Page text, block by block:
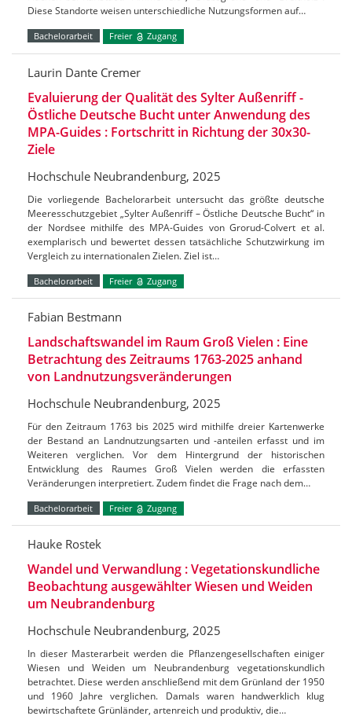
Diese Standorte weisen unterschiedliche Nutzungsformen auf…
Bachelorarbeit Freier Zugang
Laurin Dante Cremer
Evaluierung der Qualität des Sylter Außenriff -
Östliche Deutsche Bucht unter Anwendung des
MPA-Guides : Fortschritt in Richtung der 30x30-
Ziele
Hochschule Neubrandenburg, 2025
Die vorliegende Bachelorarbeit untersucht das größte deutsche
Meeresschutzgebiet „Sylter Außenriff – Östliche Deutsche Bucht“ in
der Nordsee mithilfe des MPA-Guides von Grorud-Colvert et al.
exemplarisch und bewertet dessen tatsächliche Schutzwirkung im
Vergleich zu internationalen Zielen. Ziel ist…
Bachelorarbeit Freier Zugang
Fabian Bestmann
Landschaftswandel im Raum Groß Vielen : Eine
Betrachtung des Zeitraums 1763-2025 anhand
von Landnutzungsveränderungen
Hochschule Neubrandenburg, 2025
Für den Zeitraum 1763 bis 2025 wird mithilfe dreier Kartenwerke
der Bestand an Landnutzungsarten und -anteilen erfasst und im
Weiteren verglichen. Vor dem Hintergrund der historischen
Entwicklung des Raumes Groß Vielen werden die erfassten
Veränderungen interpretiert. Zudem findet die Frage nach dem…
Bachelorarbeit Freier Zugang
Hauke Rostek
Wandel und Verwandlung : Vegetationskundliche
Beobachtung ausgewählter Wiesen und Weiden
um Neubrandenburg
Hochschule Neubrandenburg, 2025
In dieser Masterarbeit werden die Pflanzengesellschaften einiger
Wiesen und Weiden um Neubrandenburg vegetationskundlich
betrachtet. Diese werden anschließend mit dem Grünland der 1950
und 1960 Jahre verglichen. Damals waren handwerklich klug
bewirtschaftete Grünländer, artenreich und produktiv, die…